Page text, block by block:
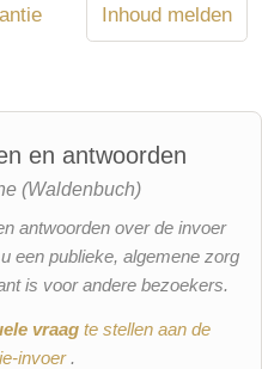
Inhoud melden
en antwoorden
(Waldenbuch)
antwoorden over de invoer
een publieke, algemene zorg
is voor andere bezoekers.
vraagte stellen aan de
invoer .